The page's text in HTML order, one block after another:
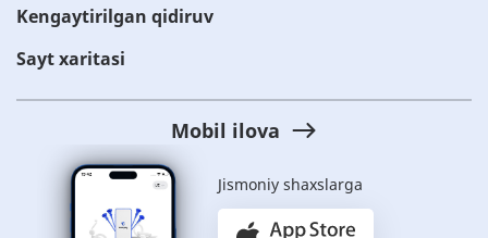
Kengaytirilgan qidiruv
Sayt xaritasi
Mobil ilova
Jismoniy shaxslarga